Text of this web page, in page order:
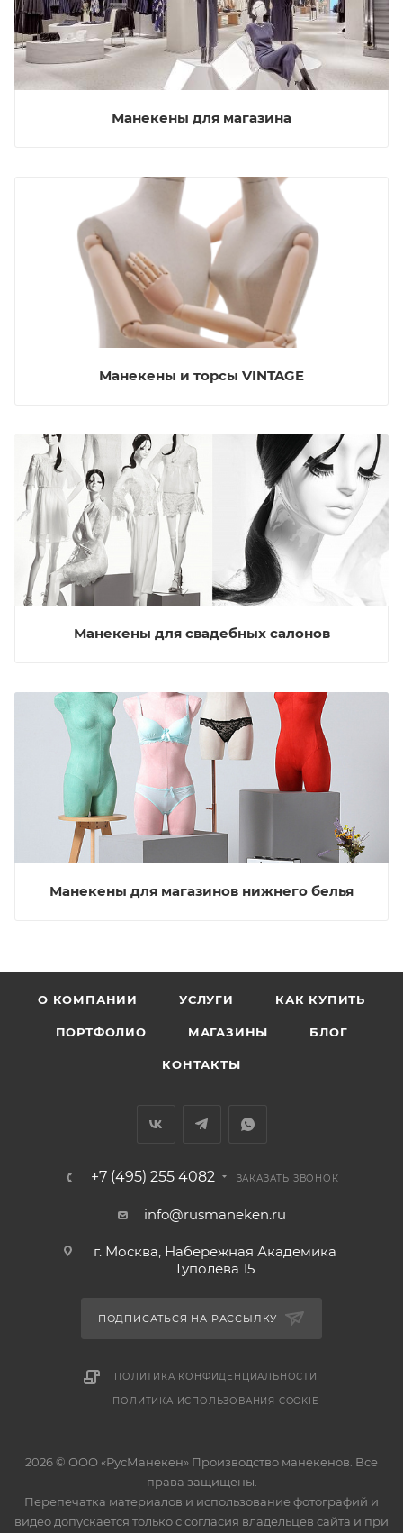
Манекены для магазина
Манекены и торсы VINTAGE
Манекены для свадебных салонов
Манекены для магазинов нижнего белья
О КОМПАНИИ УСЛУГИ КАК КУПИТЬ
ПОРТФОЛИО МАГАЗИНЫ БЛОГ
КОНТАКТЫ
+7 (495) 255 4082 ЗАКАЗАТЬ ЗВОНОК
info@rusmaneken.ru
г. Москва, Набережная Академика
Туполева 15
ПОДПИСАТЬСЯ НА РАССЫЛКУ
ПОЛИТИКА КОНФИДЕНЦИАЛЬНОСТИ
ПОЛИТИКА ИСПОЛЬЗОВАНИЯ COOKIE
2026 © ООО «РусМанекен» Производство манекенов. Все
права защищены.
Перепечатка материалов и использование фотографий и
видео допускается только с согласия владельцев сайта и при